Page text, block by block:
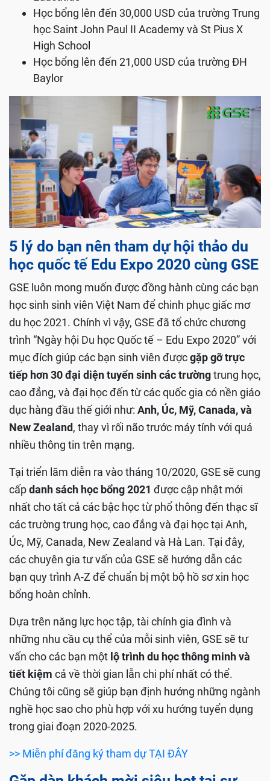
Học bổng lên đến 30,000 USD của trường Trung
học Saint John Paul II Academy và St Pius X
High School
Học bổng lên đến 21,000 USD của trường ĐH
Baylor
5 lý do bạn nên tham dự hội thảo du
học quốc tế Edu Expo 2020 cùng GSE
GSE luôn mong muốn được đồng hành cùng các bạn
học sinh sinh viên Việt Nam để chinh phục giấc mơ
du học 2021. Chính vì vậy, GSE đã tổ chức chương
trình “Ngày hội Du học Quốc tế – Edu Expo 2020” với
mục đích giúp các bạn sinh viên đượcgặp gỡ trực
tiếp hơn 30 đại diện tuyển sinh các trườngtrung học,
cao đẳng, và đại học đến từ các quốc gia có nền giáo
dục hàng đầu thế giới như: Anh, Úc, Mỹ, Canada, và
New Zealand, thay vì rối não trước máy tính với quá
nhiều thông tin trên mạng.
Tại triển lãm diễn ra vào tháng 10/2020, GSE sẽ cung
cấpdanh sách học bổng 2021 được cập nhật mới
nhất cho tất cả các bậc học từ phổ thông đến thạc sĩ
các trường trung học, cao đẳng và đại học tại Anh,
Úc, Mỹ, Canada, New Zealand và Hà Lan. Tại đây,
các chuyên gia tư vấn của GSE sẽ hướng dẫn các
bạn quy trình A-Z để chuẩn bị một bộ hồ sơ xin học
bổng hoàn chỉnh.
Dựa trên năng lực học tập, tài chính gia đình và
những nhu cầu cụ thể của mỗi sinh viên, GSE sẽ tư
vấn cho các bạn một lộ trình du học thông minh và
tiết kiệm cả về thời gian lẫn chi phí nhất có thể.
Chúng tôi cũng sẽ giúp bạn định hướng những ngành
nghề học sao cho phù hợp với xu hướng tuyển dụng
trong giai đoạn 2020-2025.
>> Miễn phí đăng ký tham dự TẠI ĐÂY